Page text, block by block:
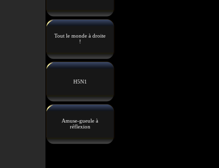
Tout le monde à droite
!
H5N1
Amuse-gueule à
réflexion